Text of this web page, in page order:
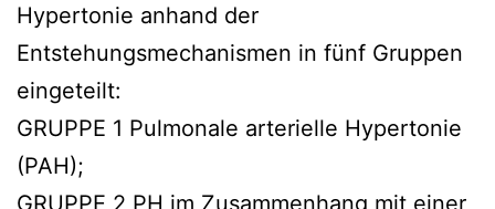
Hypertonie anhand der
Entstehungsmechanismen in fünf Gruppen
eingeteilt:
GRUPPE 1 Pulmonale arterielle Hypertonie
(PAH);
GRUPPE 2 PH im Zusammenhang mit einer